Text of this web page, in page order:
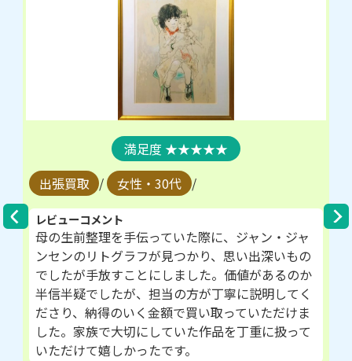
★★★★★
出張買取 / 女性・30代 /
レビューコメント
母の生前整理を手伝っていた際に、ジャン・ジャ
ンセンのリトグラフが見つかり、思い出深いもの
でしたが手放すことにしました。価値があるのか
半信半疑でしたが、担当の方が丁寧に説明してく
ださり、納得のいく金額で買い取っていただけま
した。家族で大切にしていた作品を丁重に扱って
いただけて嬉しかったです。